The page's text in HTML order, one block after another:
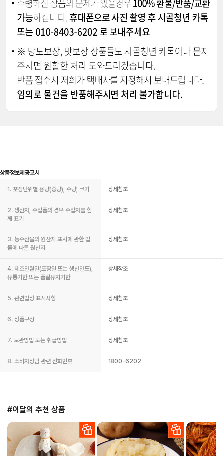
상품정보제공고시
1. 포장단위별 용량(중량), 수량, 크기 상세참조
2. 생산자, 수입품의 경우 수입자를 함
께 표기
상세참조
3. 농수산물의 원산지 표시에 관한 법
률에 따른 원산지
상세참조
4. 제조연월일(포장일 또는 생산연도),
유통기한 또는 품질유지기한
상세참조
5. 관련법상 표시사항 상세참조
6. 상품구성 상세참조
7. 보관방법 또는 취급방법 상세참조
8. 소비자상담 관련 전화번호 1800-6202
#이달의 추천 상품